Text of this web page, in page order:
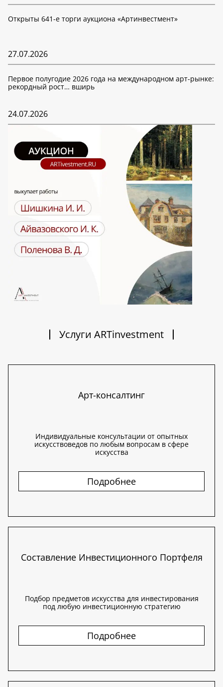
Открыты 641-е торги аукциона «Артинвестмент»
27.07.2026
Первое полугодие 2026 года на международном арт-рынке:
рекордный рост… вширь
24.07.2026
Услуги ARTinvestment
Арт-консалтинг
Индивидуальные консультации от опытных
искусствоведов по любым вопросам в сфере
искусства
Подробнее
Составление Инвестиционного Портфеля
Подбор предметов искусства для инвестирования
под любую инвестиционную стратегию
Подробнее